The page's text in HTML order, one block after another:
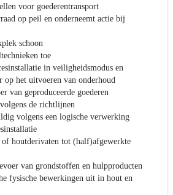
voor goederentransport
op peil en onderneemt actie bij
schoon
toe
in veiligheidsmodus en
op het uitvoeren van onderhoud
van geproduceerde goederen
de richtlijnen
volgens een logische verwerking
houtderivaten tot (half)afgewerkte
van grondstoffen en hulpproducten
fysische bewerkingen uit in hout en